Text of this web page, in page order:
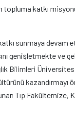
katkı
sunmaya devam
genişletmekte ve
Bilimleri
kazandırmayı
Tıp Fakültemize,